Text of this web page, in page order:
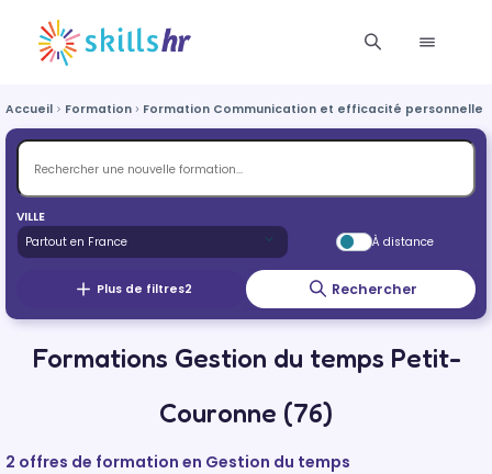
Accueil Formation Formation Communication et efficacité personnelle
VILLE
À distance
Plus de filtres2 Rechercher
Formations Gestion du temps Petit-
Couronne (76)
2 offres de formation en Gestion du temps